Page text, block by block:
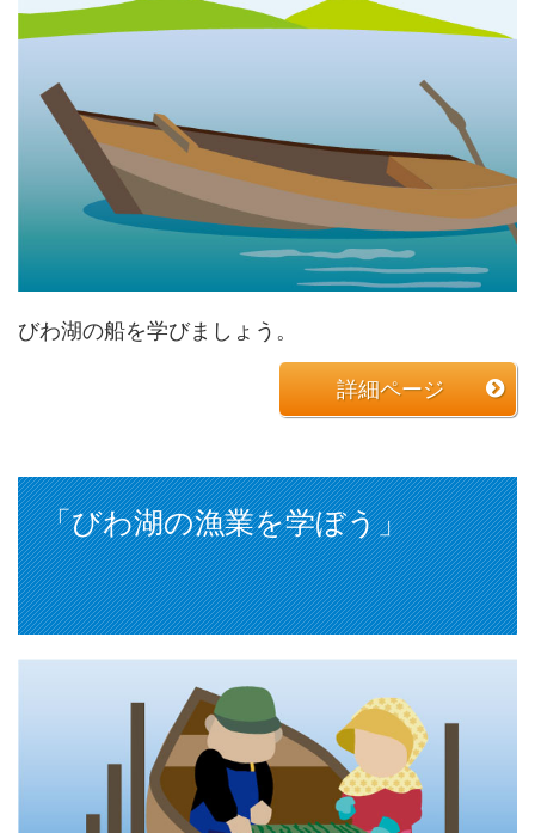
びわ湖の船を学びましょう。
詳細ページ
「びわ湖の漁業を学ぼう」